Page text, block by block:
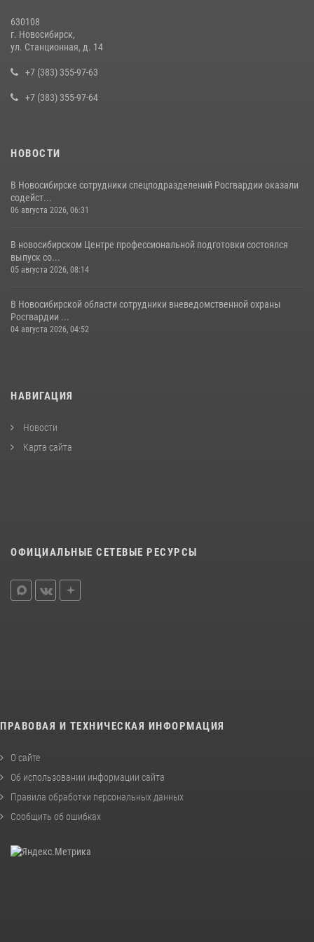
За серию краж экипажем вневедомственной охраны Росгвардии
10 июля 2026, 04:33
630108
г. Новосибирск,
ул. Станционная, д. 14
+7 (383) 355-97-63
+7 (383) 355-97-64
НОВОСТИ
В Новосибирске сотрудники спецподразделений Росгвардии оказали
содейст...
06 августа 2026, 06:31
В новосибирском Центре профессиональной подготовки состоялся
выпуск со...
05 августа 2026, 08:14
В Новосибирской области сотрудники вневедомственной охраны
Росгвардии ...
04 августа 2026, 04:52
НАВИГАЦИЯ
Новости
Карта сайта
ОФИЦИАЛЬНЫЕ СЕТЕВЫЕ РЕСУРСЫ
ПРАВОВАЯ И ТЕХНИЧЕСКАЯ ИНФОРМАЦИЯ
О сайте
Об использовании информации сайта
Правила обработки персональных данных
Сообщить об ошибках